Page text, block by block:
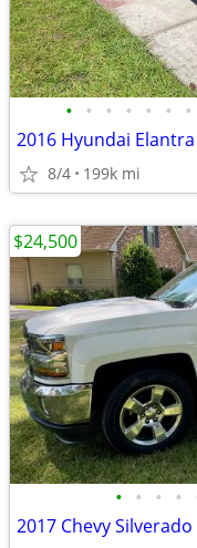
• • • • • • •
8/4 199k mi
• • • •
2017 Chevy Silverado
$24,500